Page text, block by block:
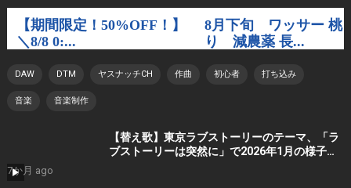
DAW DTM ヤスナッチCH 作曲 初心者 打ち込み
音楽 音楽制作
【替え歌】東京ラブストーリーのテーマ、「ラ
ブストーリーは突然に」で2026年1月の様子を
7か月 ago